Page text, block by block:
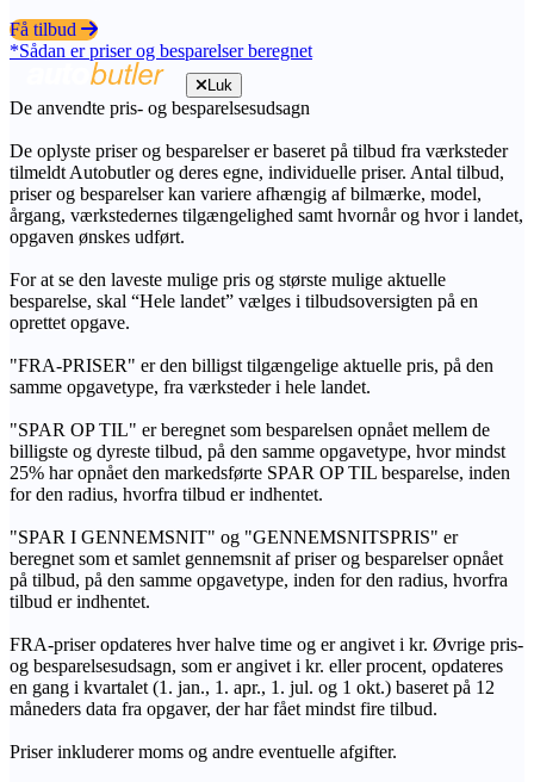
Få tilbud
*Sådan er priser og besparelser beregnet
Luk
De anvendte pris- og besparelsesudsagn
De oplyste priser og besparelser er baseret på tilbud fra værksteder
tilmeldt Autobutler og deres egne, individuelle priser. Antal tilbud,
priser og besparelser kan variere afhængig af bilmærke, model,
årgang, værkstedernes tilgængelighed samt hvornår og hvor i landet,
opgaven ønskes udført.
For at se den laveste mulige pris og største mulige aktuelle
besparelse, skal “Hele landet” vælges i tilbudsoversigten på en
oprettet opgave.
"FRA-PRISER" er den billigst tilgængelige aktuelle pris, på den
samme opgavetype, fra værksteder i hele landet.
"SPAR OP TIL" er beregnet som besparelsen opnået mellem de
billigste og dyreste tilbud, på den samme opgavetype, hvor mindst
25% har opnået den markedsførte SPAR OP TIL besparelse, inden
for den radius, hvorfra tilbud er indhentet.
"SPAR I GENNEMSNIT" og "GENNEMSNITSPRIS" er
beregnet som et samlet gennemsnit af priser og besparelser opnået
på tilbud, på den samme opgavetype, inden for den radius, hvorfra
tilbud er indhentet.
FRA-priser opdateres hver halve time og er angivet i kr. Øvrige pris-
og besparelsesudsagn, som er angivet i kr. eller procent, opdateres
en gang i kvartalet (1. jan., 1. apr., 1. jul. og 1 okt.) baseret på 12
måneders data fra opgaver, der har fået mindst fire tilbud.
Priser inkluderer moms og andre eventuelle afgifter.